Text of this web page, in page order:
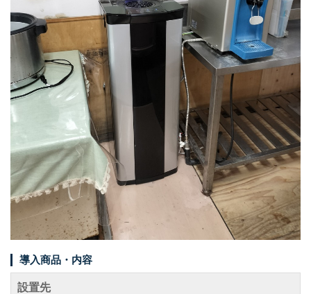
導入ギャラリー
オフィス
ホテル・旅館・宿泊施設
店舗・サロン・クリニックなど
メニュー
事例紹介
メディア掲載情報
パートナー募集
お問い合わせ
導入商品・内容
設置先